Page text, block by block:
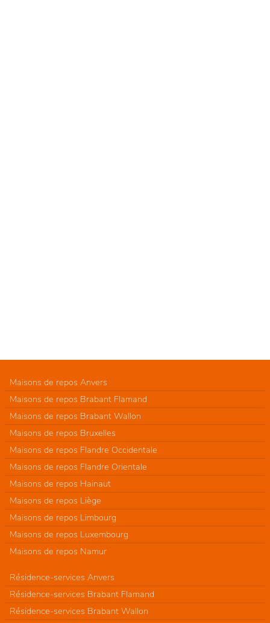
Maisons de repos Anvers
Maisons de repos Brabant Flamand
Maisons de repos Brabant Wallon
Maisons de repos Bruxelles
Maisons de repos Flandre Occidentale
Maisons de repos Flandre Orientale
Maisons de repos Hainaut
Maisons de repos Liège
Maisons de repos Limbourg
Maisons de repos Luxembourg
Maisons de repos Namur
Résidence-services Anvers
Résidence-services Brabant Flamand
Résidence-services Brabant Wallon